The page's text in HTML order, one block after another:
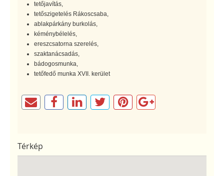
tetőjavítás,
tetőszigetelés Rákoscsaba,
ablakpárkány burkolás,
kéménybélelés,
ereszcsatorna szerelés,
szaktanácsadás,
bádogosmunka,
tetőfedő munka XVII. kerület
Térkép